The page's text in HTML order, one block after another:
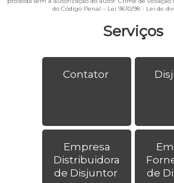
Serviços
Contator
Empresa
Distribuidora
de Disjuntor
de
do Código Penal – Lei 9610/98 - Lei de